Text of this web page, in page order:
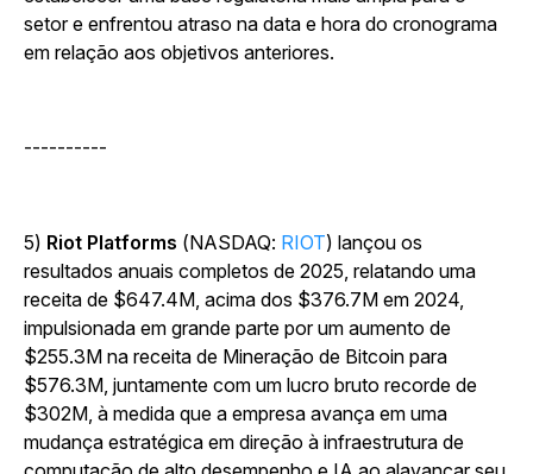
setor e enfrentou atraso na data e hora do cronograma
em relação aos objetivos anteriores.
----------
5) Riot Platforms (NASDAQ: RIOT) lançou os
resultados anuais completos de 2025, relatando uma
receita de $647.4M, acima dos $376.7M em 2024,
impulsionada em grande parte por um aumento de
$255.3M na receita de Mineração de Bitcoin para
$576.3M, juntamente com um lucro bruto recorde de
$302M, à medida que a empresa avança em uma
mudança estratégica em direção à infraestrutura de